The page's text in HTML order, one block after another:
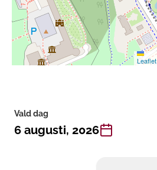
Leaflet
Vald dag
6 augusti, 2026